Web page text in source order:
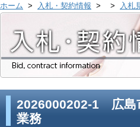
ホーム > 入札・契約情報 > > 入札
2026000202-1 広島
業務